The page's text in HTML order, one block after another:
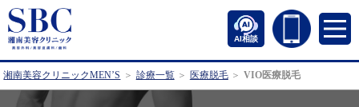
AI相談
湘南美容クリニックMEN’S 診療一覧 医療脱毛 VIO医療脱毛